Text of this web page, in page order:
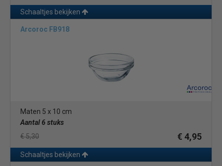
Schaaltjes bekijken
Arcoroc FB918
Maten 5 x 10 cm
Aantal 6 stuks
€ 5,30
€ 4,95
Schaaltjes bekijken